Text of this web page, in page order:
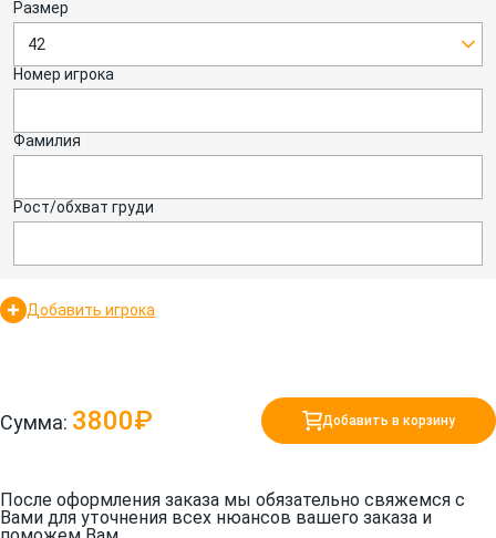
Размер
42
Номер игрока
Фамилия
Рост/обхват груди
Добавить игрока
После оформления заказа мы обязательно свяжемся с
Вами для уточнения всех нюансов вашего заказа и
Сумма: 3800₽ Добавить в корзину